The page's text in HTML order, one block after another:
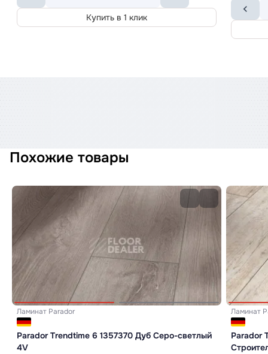
Купить в 1 клик
Похожие товары
Ламинат Parador
Parador Trendtime 6 1357370 Дуб Серо-светлый
4V
Ламинат
Parador